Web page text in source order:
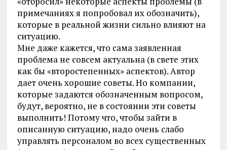
примечаниях я попробовал их обозначить),
которые в реальной жизни сильно влияют на
ситуацию.
Мне даже кажется, что сама заявленная
проблема не совсем актуальна (в свете этих
как бы «второстепенных» аспектов). Автор
дает очень хорошие советы. Но компании,
которые задаются обозначенным вопросом,
будут, вероятно, не в состоянии эти советы
выполнить! Потому что, чтобы зайти в
описанную ситуацию, надо очень слабо
управлять персоналом во всех существенных